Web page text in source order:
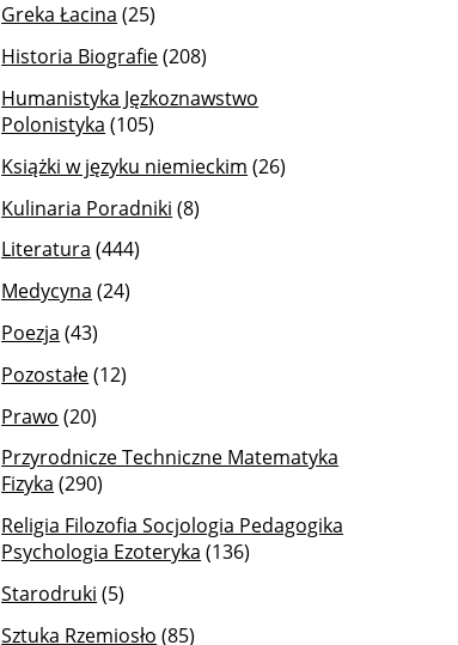
Greka Łacina (25)
Historia Biografie(208)
Humanistyka Jęzkoznawstwo
Polonistyka (105)
Książki w języku niemieckim (26)
Kulinaria Poradniki (8)
Literatura (444)
Medycyna (24)
Poezja (43)
Pozostałe(12)
Prawo (20)
Przyrodnicze Techniczne Matematyka
Fizyka (290)
Religia Filozofia Socjologia Pedagogika
Psychologia Ezoteryka (136)
Starodruki (5)
Sztuka Rzemiosło (85)